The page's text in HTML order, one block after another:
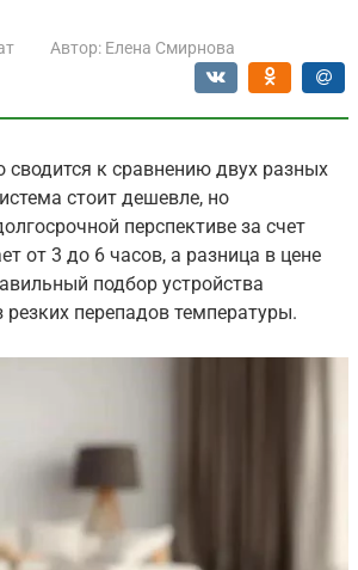
Автор: Елена Смирнова
к сравнению двух разных
стоит дешевле, но
перспективе за счет
от 3 до 6 часов, а разница в цене
подбор устройства
перепадов температуры.